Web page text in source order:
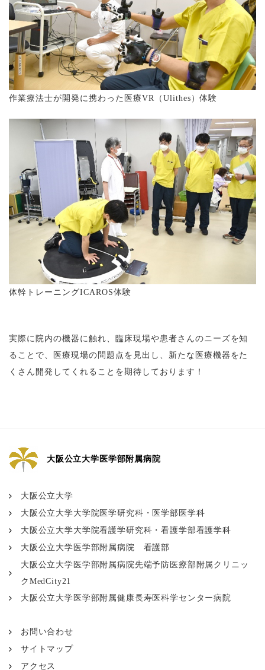
作業療法士が開発に携わった医療VR（Ulithes）体験
体幹トレーニングICAROS体験
実際に院内の機器に触れ、臨床現場や患者さんのニーズを知
ることで、医療現場の問題点を見出し、新たな医療機器をた
くさん開発してくれることを期待しております！
大阪公立大学医学部附属病院
大阪公立大学
大阪公立大学大学院医学研究科・医学部医学科
大阪公立大学大学院看護学研究科・看護学部看護学科
大阪公立大学医学部附属病院 看護部
大阪公立大学医学部附属病院先端予防医療部附属クリニッ
クMedCity21
大阪公立大学医学部附属健康長寿医科学センター病院
お問い合わせ
サイトマップ
アクセス